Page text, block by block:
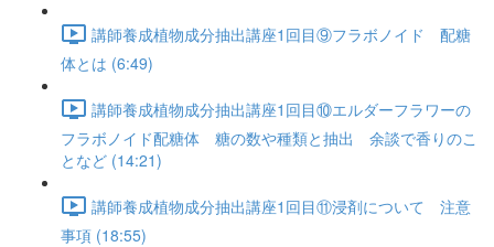
講師養成植物成分抽出講座1回目⑨フラボノイド 配糖
体とは (6:49)
講師養成植物成分抽出講座1回目⑩エルダーフラワーの
フラボノイド配糖体 糖の数や種類と抽出 余談で香りのこ
となど (14:21)
講師養成植物成分抽出講座1回目⑪浸剤について 注意
事項 (18:55)